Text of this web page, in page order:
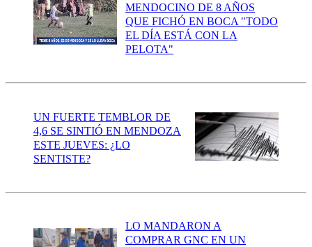
MENDOCINO DE 8 AÑOS
QUE FICHÓ EN BOCA "TODO
EL DÍA ESTÁ CON LA
PELOTA"
UN FUERTE TEMBLOR DE
4,6 SE SINTIÓ EN MENDOZA
ESTE JUEVES: ¿LO
SENTISTE?
LO MANDARON A
COMPRAR GNC EN UN